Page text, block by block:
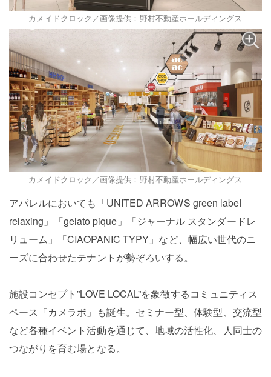
カメイドクロック／画像提供：野村不動産ホールディングス
カメイドクロック／画像提供：野村不動産ホールディングス
アパレルにおいても「UNITED ARROWS green label
relaxing」「gelato pique」「ジャーナル スタンダードレ
リューム」「CIAOPANIC TYPY」など、幅広い世代のニ
ーズに合わせたテナントが勢ぞろいする。
施設コンセプト”LOVE LOCAL”を象徴するコミュニティス
ペース「カメラボ」も誕生。セミナー型、体験型、交流型
など各種イベント活動を通じて、地域の活性化、人同士の
つながりを育む場となる。